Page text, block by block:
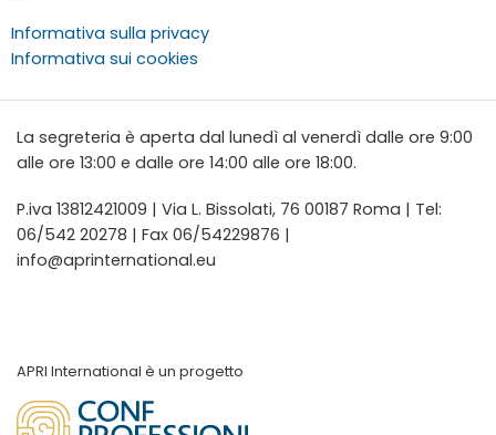
Informativa sulla privacy
Informativa sui cookies
La segreteria è aperta dal lunedì al venerdì dalle ore 9:00
alle ore 13:00 e dalle ore 14:00 alle ore 18:00.
P.iva 13812421009 | Via L. Bissolati, 76 00187 Roma | Tel:
06/542 20278 | Fax 06/54229876 |
info@aprinternational.eu
APRI International è un progetto